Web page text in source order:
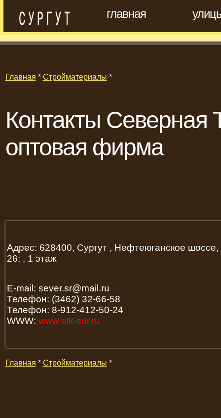
главная
Главная * Стройматериалы *
Контакты
оптовая фирма
Адрес: 628400, Сургут , Нефтеюганское шоссе,
26; , 1 этаж
E-mail: sever.sr@mail.ru
Телефон: (3462) 32-66-58
Телефон: 8-912-412-50-24
WWW: www.stk-sur.ru
Главная * Стройматериалы *